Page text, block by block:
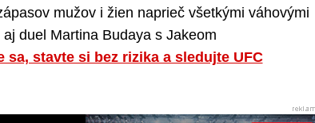
mužov i žien naprieč všetkými váhovými
duel Martina Budaya s Jakeom
sa, stavte si bez rizika a sledujte UFC